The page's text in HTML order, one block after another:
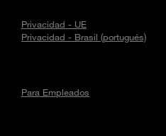
Privacidad - UE
Privacidad - Brasil (portugués)
Para Empleados